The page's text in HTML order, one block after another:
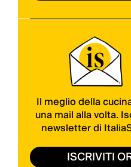
Il meglio della
una mail alla volta.
newsletter di
ISCRIVITI